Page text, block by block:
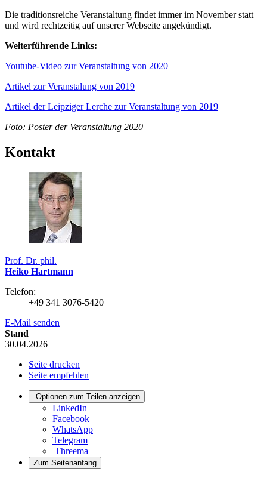
Die traditionsreiche Veranstaltung findet immer im November statt
und wird rechtzeitig auf unserer Webseite angekündigt.
Weiterführende Links:
Youtube-Video zur Veranstaltung von 2020
Artikel zur Veranstalung von 2019
Artikel der Leipziger Lerche zur Veranstaltung von 2019
Foto: Poster der Veranstaltung 2020
Kontakt
Prof. Dr. phil.
Heiko Hartmann
Telefon:
+49 341 3076-5420
E-Mail senden
Stand
30.04.2026
Seite drucken
Seite empfehlen
Optionen zum Teilen anzeigen
LinkedIn
Facebook
WhatsApp
Telegram
Threema
Zum Seitenanfang